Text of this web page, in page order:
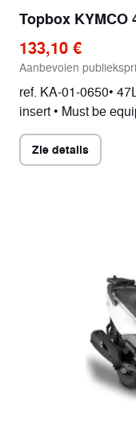
Topbox
133,10 €
Aanbevolen
ref. KA-01-0650•
insert • Must be
Zie details